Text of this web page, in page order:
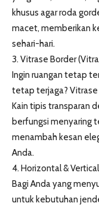
khusus agar roda
macet, memberikan
sehari-hari.
3. Vitrase Border
Ingin ruangan tetap
tetap terjaga? Vitrase
Kain tipis transparan
berfungsi menyaring
menambah kesan
Anda.
4. Horizontal &
Bagi Anda yang
untuk kebutuhan